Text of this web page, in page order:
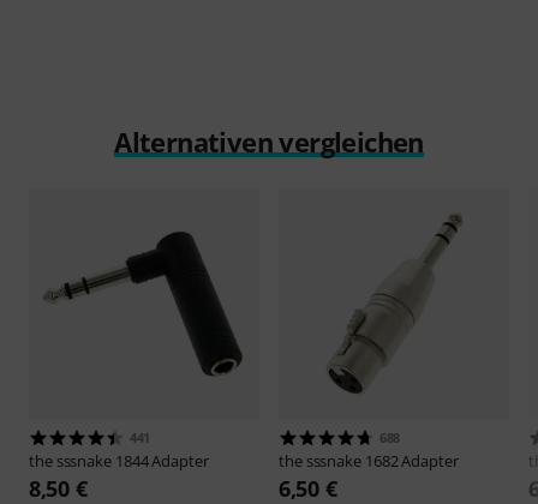
Alternativen vergleichen
441
the sssnake 1844 Adapter
8,50 €
688
the sssnake 1682 Adapter
6,50 €